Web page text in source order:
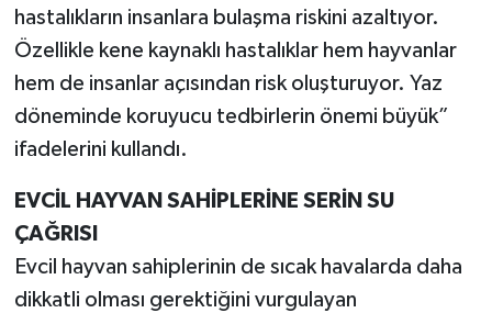
hastalıkların insanlara bulaşma riskini azaltıyor.
Özellikle kene kaynaklı hastalıklar hem hayvanlar
hem de insanlar açısından risk oluşturuyor. Yaz
döneminde koruyucu tedbirlerin önemi büyük”
ifadelerini kullandı.
EVCİL HAYVAN SAHİPLERİNE SERİN SU
ÇAĞRISI
Evcil hayvan sahiplerinin de sıcak havalarda daha
dikkatli olması gerektiğini vurgulayan